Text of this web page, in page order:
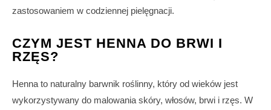
zastosowaniem w codziennej pielęgnacji.
CZYM JEST HENNA DO BRWI I
RZĘS?
Henna to naturalny barwnik roślinny, który od wieków jest
wykorzystywany do malowania skóry, włosów, brwi i rzęs. W